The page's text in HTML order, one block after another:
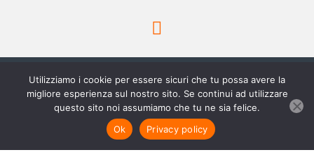
Aggiungi al carrello
Scrivici su Whatsapp
3756420488
Utilizziamo i cookie per essere sicuri che tu possa avere la
migliore esperienza sul nostro sito. Se continui ad utilizzare
questo sito noi assumiamo che tu ne sia felice.
Ok
Privacy policy